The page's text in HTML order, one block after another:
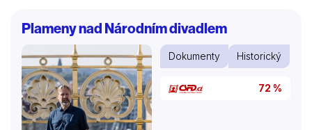
také on, kdo jí o rok později, kdy zemřela žalem,
vypravil pohřeb. Přežil ji o dvaačtyřicet let.
Plameny nad Národním divadlem
Dokumenty Historický
72 %